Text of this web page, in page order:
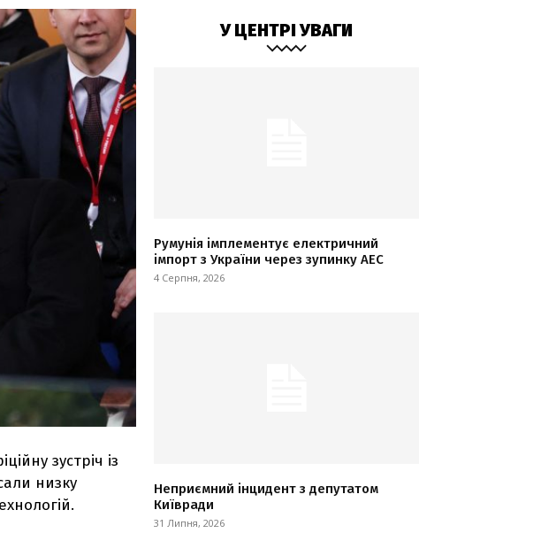
зустріч із
низку
У ЦЕНТРІ УВАГИ
Румунія імплементує електричний
імпорт з України через зупинку АЕС
4 Серпня, 2026
Неприємний інцидент з депутатом
Київради
31 Липня, 2026